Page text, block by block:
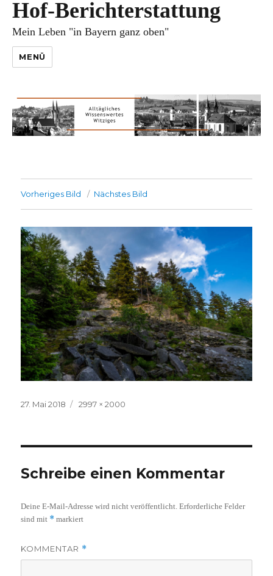
Hof-Berichterstattung
Mein Leben "in Bayern ganz oben"
MENÜ
Vorheriges Bild Nächstes Bild
Veröffentlicht
27. Mai 2018
Volle
2997 × 2000
Schreibe einen Kommentar
Deine E-Mail-Adresse wird nicht veröffentlicht. Erforderliche Felder
sind mit * markiert
KOMMENTAR *